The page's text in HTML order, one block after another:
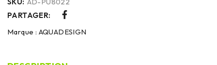
PARTAGER:
Marque : AQUADESIGN